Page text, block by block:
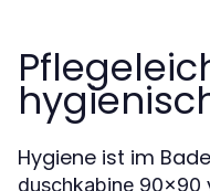
Hygiene ist im
duschkabine 90x90